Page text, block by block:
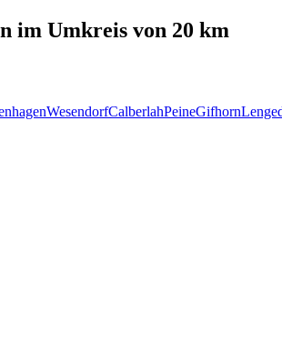
im Umkreis von 20 km
WesendorfCalberlahPeineGifhorn